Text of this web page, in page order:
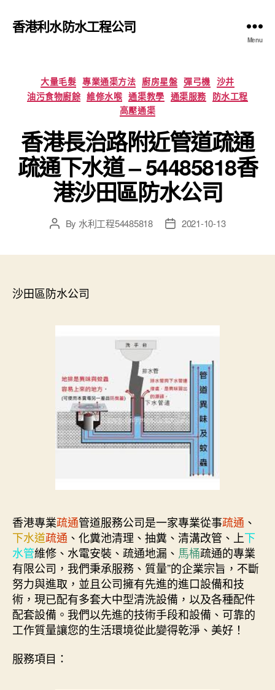
香港利水防水工程公司
Menu
Categories
大量毛髮 專業通渠方法 廚房星盤 彈弓機 沙井
油污食物廚餘 維修水喉 通渠教學 通渠服務 防水工程
高壓通渠
香港長治路附近管道疏通
疏通下水道 – 54485818香
港沙田區防水公司
PostBy 水利工程54485818
Post2021-10-13
沙田區防水公司
香港專業疏通管道服務公司是一家專業從事疏通 、
下水道疏通 、化糞池清理、抽糞、清溝改管、上下
水管維修、水電安裝、疏通地漏、 馬桶疏通的專業
有限公司，我們秉承服務、質量”的企業宗旨，不斷
努力與進取，並且公司擁有先進的進口設備和技
術，現已配有多套大中型清洗設備，以及各種配件
配套設備。我們以先進的技術手段和設備、可靠的
工作質量讓您的生活環境從此變得乾淨、美好！
服務項目：